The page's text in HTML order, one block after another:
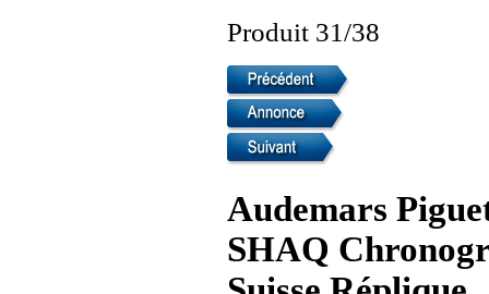
Produit 31/38
Audemars
SHAQ